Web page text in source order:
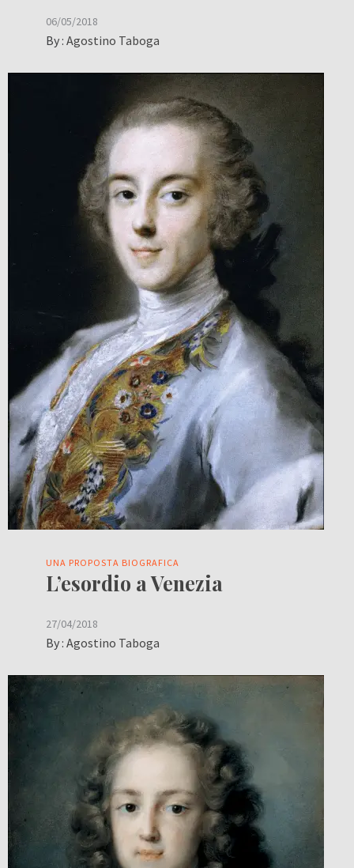
06/05/2018
By : Agostino Taboga
UNA PROPOSTA BIOGRAFICA
L’esordio a Venezia
27/04/2018
By : Agostino Taboga